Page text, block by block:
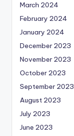
March 2024
February 2024
January 2024
December 2023
November 2023
October 2023
September 2023
August 2023
July 2023
June 2023